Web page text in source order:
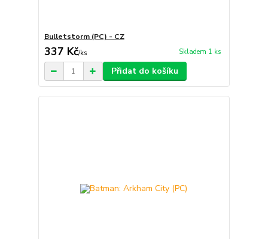
Bulletstorm (PC) - CZ
337 Kč/ks Skladem 1 ks
Přidat do košíku